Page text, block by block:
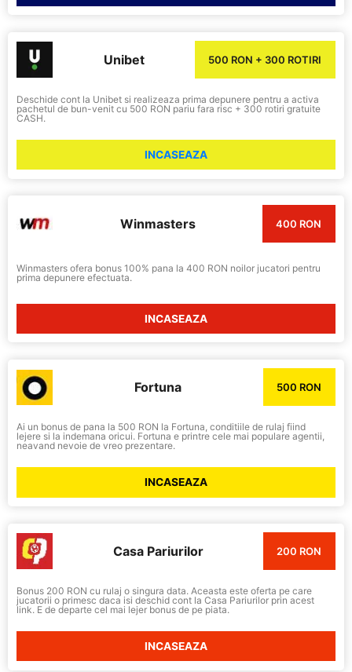
Unibet 500 RON + 300 ROTIRI
Deschide cont la Unibet si realizeaza prima depunere pentru a activa
pachetul de bun-venit cu 500 RON pariu fara risc + 300 rotiri gratuite
CASH.
INCASEAZA
Winmasters 400 RON
Winmasters ofera bonus 100% pana la 400 RON noilor jucatori pentru
prima depunere efectuata.
INCASEAZA
Fortuna 500 RON
Ai un bonus de pana la 500 RON la Fortuna, conditiile de rulaj fiind
lejere si la indemana oricui. Fortuna e printre cele mai populare agentii,
neavand nevoie de vreo prezentare.
INCASEAZA
Casa Pariurilor 200 RON
Bonus 200 RON cu rulaj o singura data. Aceasta este oferta pe care
jucatorii o primesc daca isi deschid cont la Casa Pariurilor prin acest
link. E de departe cel mai lejer bonus de pe piata.
INCASEAZA